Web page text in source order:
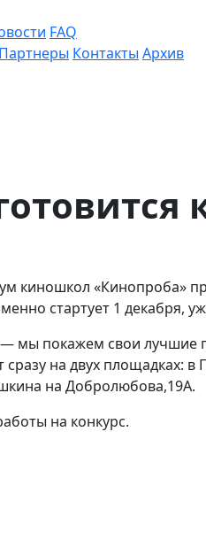
FAQ
Партнеры Контакты Архив
киношкол «Кинопроба»
стартует 1 декабря,
— мы покажем свои
сразу на двух площадках:
на Добролюбова,19А.
на конкурс.